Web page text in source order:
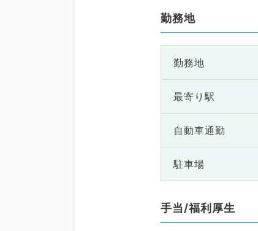
勤務地
勤務地
最寄り駅
自動車通勤
駐車場
手当/福利厚生